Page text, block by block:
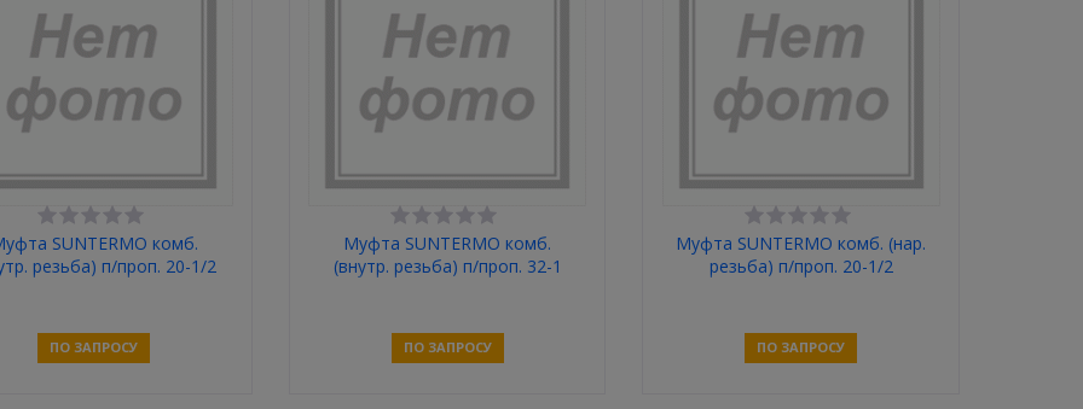
SUNTERMO комб.
резьба) п/проп. 20-1/2
ПО ЗАПРОСУ
Муфта SUNTERMO комб.
(внутр. резьба) п/проп. 32-1
ПО ЗАПРОСУ
Муфта SUNTERMO комб. (нар.
резьба) п/проп. 20-1/2
ПО ЗАПРОСУ